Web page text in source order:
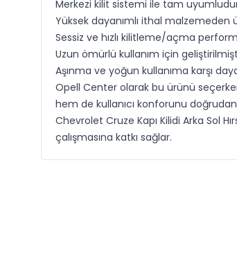
Merkezi kilit sistemi ile tam
Yüksek dayanımlı ithal malzemeden
Sessiz ve hızlı kilitleme/açma
Uzun ömürlü kullanım için
Aşınma ve yoğun kullanıma karşı
Opell Center olarak bu ürünü
hem de kullanıcı konforunu
Chevrolet Cruze Kapı Kilidi Arka Sol
çalışmasına katkı sağlar.